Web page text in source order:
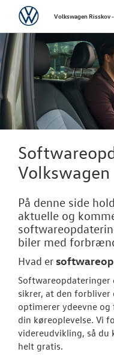
VolkswagenVolkswagen Risskov
Volkswagen
På denne side
aktuelle og
biler med
Hvad er
sikrer, at den
optimerer ydeevne
din køreoplevelse. Vi
videreudvikling, så
helt gratis.